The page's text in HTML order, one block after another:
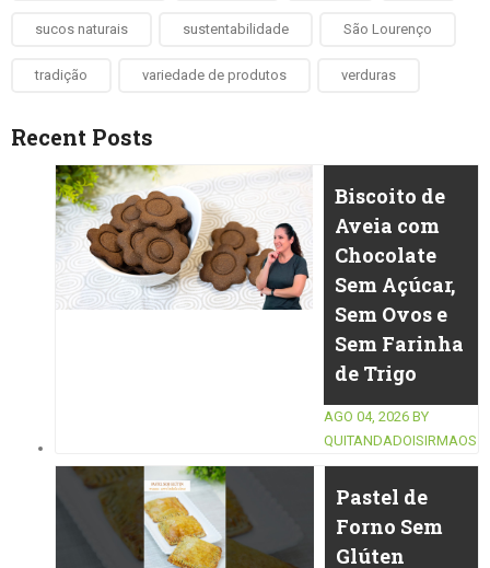
sucos naturais sustentabilidade São Lourenço
tradição variedade de produtos verduras
Recent Posts
Biscoito de
Aveia com
Chocolate
Sem Açúcar,
Sem Ovos e
Sem Farinha
de Trigo
AGO 04, 2026 BY
QUITANDADOISIRMAOS
Pastel de
Forno Sem
Glúten